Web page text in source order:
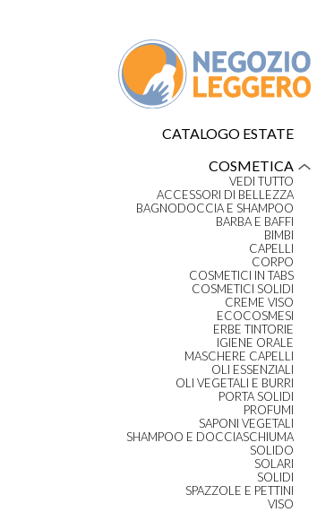
CATALOGO ESTATE
COSMETICA
VEDI TUTTO
ACCESSORI DI BELLEZZA
BAGNODOCCIA E SHAMPOO
BARBA E BAFFI
BIMBI
CAPELLI
CORPO
COSMETICI IN TABS
COSMETICI SOLIDI
CREME VISO
ECOCOSMESI
ERBE TINTORIE
IGIENE ORALE
MASCHERE CAPELLI
OLI ESSENZIALI
OLI VEGETALI E BURRI
PORTA SOLIDI
PROFUMI
SAPONI VEGETALI
SHAMPOO E DOCCIASCHIUMA
SOLIDO
SOLARI
SOLIDI
SPAZZOLE E PETTINI
VISO